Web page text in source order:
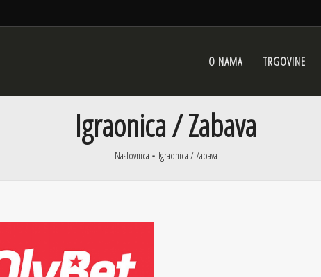
O NAMA TRGOVINE
Igraonica / Zabava
Naslovnica Igraonica / Zabava
O NAMA TRGOVINE